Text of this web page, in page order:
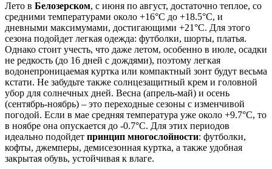
Лето в Белозерском, с июня по август, достаточно теплое, со
средними температурами около +16°C до +18.5°C, и
дневными максимумами, достигающими +21°C. Для этого
сезона подойдет легкая одежда: футболки, шорты, платья.
Однако стоит учесть, что даже летом, особенно в июле, осадки
не редкость (до 16 дней с дождями), поэтому легкая
водонепроницаемая куртка или компактный зонт будут весьма
кстати. Не забудьте также солнцезащитный крем и головной
убор для солнечных дней. Весна (апрель-май) и осень
(сентябрь-ноябрь) – это переходные сезоны с изменчивой
погодой. Если в мае средняя температура уже около +9.7°C, то
в ноябре она опускается до -0.7°C. Для этих периодов
идеально подойдет принцип многослойности: футболки,
кофты, джемперы, демисезонная куртка, а также удобная
закрытая обувь, устойчивая к влаге.